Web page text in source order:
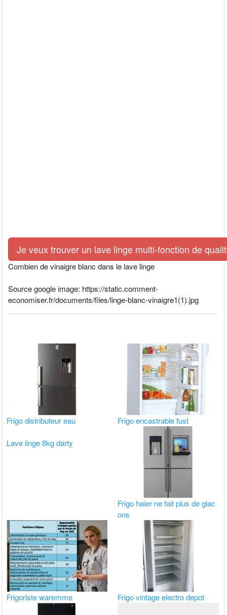
Je veux trouver un lave linge multi-fonction de
Combien de vinaigre blanc dans le lave linge
Source google image: https://static.comment-
economiser.fr/documents/files/linge-blanc-vinaigre1(1).jpg
Frigo distributeur eau Frigo encastrable fust
Lave linge 8kg darty
Frigo haier ne fait plus de glac
ons
Frigoriste waremme Frigo vintage electro depot